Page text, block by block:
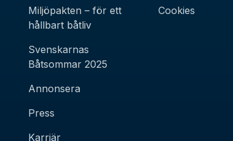
Miljöpakten – för ett
hållbart båtliv
Svenskarnas
Båtsommar 2025
Annonsera
Press
Karriär
Cookies